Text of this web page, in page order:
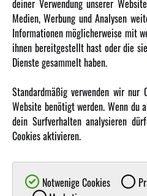
Amewi Kataloge
MEHR VON AMEWI
AMXRacing - Qualitäts RC-Zubehör
Amewi Construction - Nutzfahrzeuge
Malinos - Die kreative Seite von
Werden Sie Amewi Händler
deiner Verwendung unserer
Medien, Werbung und Analysen
Informationen möglicherweise mit
ihnen bereitgestellt hast oder die
Dienste gesammelt haben.
Standardmäßig verwenden wir nur
Website benötigt werden. Wenn du
dein Surfverhalten analysieren
Cookies aktivieren.
Notwenige Cookies